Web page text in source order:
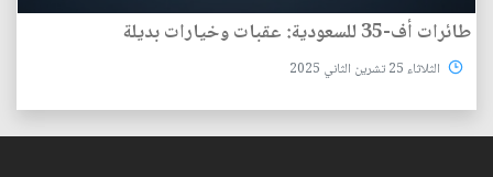
طائرات أف-35 للسعودية: عقبات وخيارات بديلة
الثلاثاء 25 تشرين الثاني 2025